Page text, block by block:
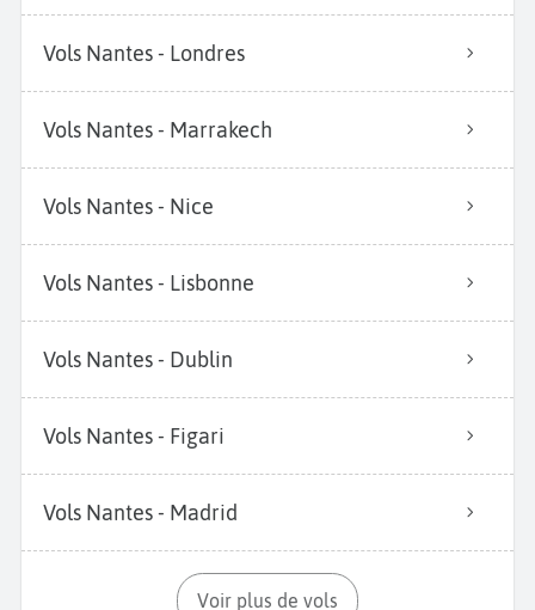
Vols Nantes - Londres
Vols Nantes - Marrakech
Vols Nantes - Nice
Vols Nantes - Lisbonne
Vols Nantes - Dublin
Vols Nantes - Figari
Vols Nantes - Madrid
Voir plus de vols